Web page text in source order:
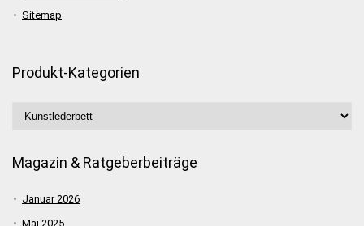
Sitemap
Produkt-Kategorien
Magazin & Ratgeberbeiträge
Januar 2026
Mai 2025